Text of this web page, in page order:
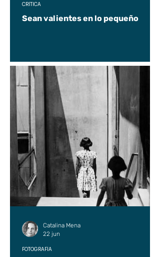
Sean valientes en lo pequeño
CRÍTICA
FOTOGRAFÍA
Catalina Mena
22 jun